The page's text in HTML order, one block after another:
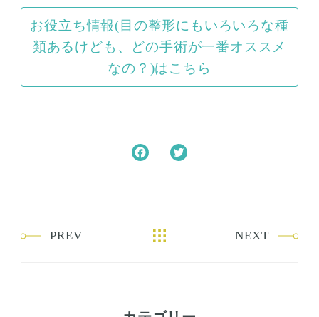
お役立ち情報(目の整形にもいろいろな種
類あるけども、どの手術が一番オススメ
なの？)はこちら
o
PREV NEXT